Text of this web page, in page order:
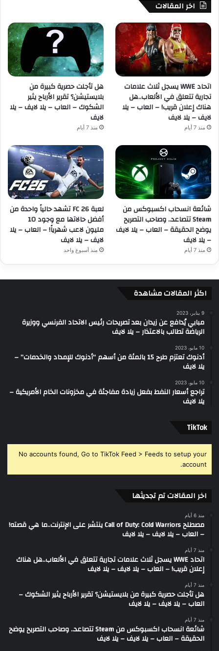
اخر المقالات
اتحاد WWE يسجل ثلاث علامات
تجارية تتعلق في الألعاب..هل
هناك إعلان قريب! – العاب – يلا
لايف – يلا لايف
منذ 7 أيام
هل تأجلت حصرية كبيرة من
بلايستيشن؟ تقرير الأرباح يثير
الشكوك – العاب – يلا لايف – يلا
لايف
منذ 7 أيام
شائعة انسحاب اكسبوكس من
Steam تتصاعد.. وصاحب التصريح
يوضح الحقيقة – العاب – يلا لايف
– يلا لايف
منذ 7 أيام
لعبة FC 26 تشهد حالياً واحدة من
أفضل حالاتها مع وجود 10
مليون لاعب شهرياً! – العاب – يلا
لايف – يلا لايف
منذ أسبوع واحد
اكثر المقالات مشاهدة
9 يناير، 2023
مبابي يُدافع عن زيدان بعد تصريحات رئيس الاتحاد الفرنسي ووزيرة
الرياضة تطالب بالاعتذار – يلا لايف
10 مايو، 2023
أدنوك تعتزم طرح 15 بالمئة من أسهم “أدنوك للإمداد والخدمات” –
يلا لايف
10 مايو، 2023
تراجع أسعار النفط بفعل زيادة مفاجئة في مخزونات الخام الأمريكية –
يلا لايف
‫TikTok
No accounts found, Go to TikTok Feed > Feeds to setup your
account.
اخر المقالات تم تجديثها
منذ 6 أيام
مصطلح Call of Duty: Cold Warriors ينتشر على الإنترنت..ما هي قصته!
– العاب – يلا لايف – يلا لايف
منذ 7 أيام
اتحاد WWE يسجل ثلاث علامات تجارية تتعلق في الألعاب..هل هناك
إعلان قريب! – العاب – يلا لايف – يلا لايف
منذ 7 أيام
هل تأجلت حصرية كبيرة من بلايستيشن؟ تقرير الأرباح يثير الشكوك –
العاب – يلا لايف – يلا لايف
منذ 7 أيام
شائعة انسحاب اكسبوكس من Steam تتصاعد.. وصاحب التصريح يوضح
الحقيقة – العاب – يلا لايف – يلا لايف